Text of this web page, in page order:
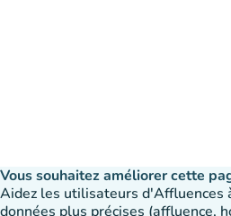
Vous souhaitez améliorer cette
Aidez les utilisateurs d'Affluences
données plus précises (affluence,